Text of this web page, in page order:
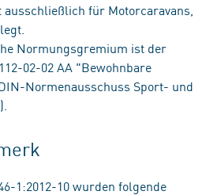
für Motorcaravans,
Normungsgremium ist der
02-02 AA "Bewohnbare
Normenausschuss Sport- und
1:2012-10 wurden folgende